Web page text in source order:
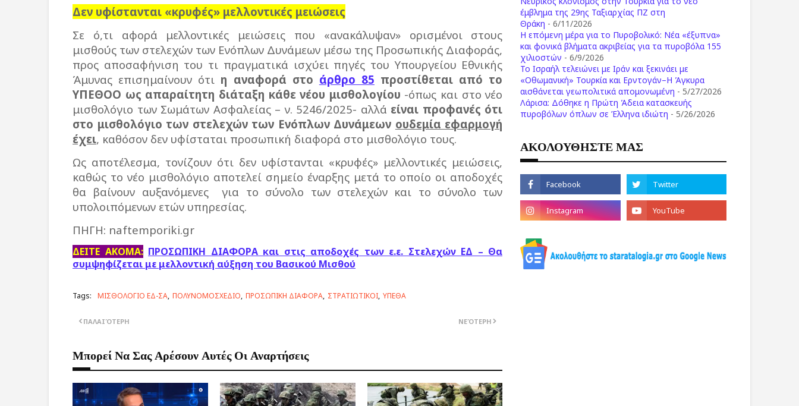
Δεν υφίστανται «κρυφές» μελλοντικές μειώσεις
Σε ό,τι αφορά μελλοντικές μειώσεις που «ανακάλυψαν» ορισμένοι στους
μισθούς των στελεχών των Ενόπλων Δυνάμεων μέσω της Προσωπικής Διαφοράς,
προς αποσαφήνιση του τι πραγματικά ισχύει πηγές του Υπουργείου Εθνικής
Άμυνας επισημαίνουν ότι η αναφορά στο άρθρο 85 προστίθεται από το
ΥΠΕΘΟΟ ως απαραίτητη διάταξη κάθε νέου μισθολογίου -όπως και στο νέο
μισθολόγιο των Σωμάτων Ασφαλείας – ν. 5246/2025- αλλά είναι προφανές ότι
στο μισθολόγιο των στελεχών των Ενόπλων Δυνάμεων ουδεμία εφαρμογή
έχει, καθόσον δεν υφίσταται προσωπική διαφορά στο μισθολόγιο τους.
Ως αποτέλεσμα, τονίζουν ότι δεν υφίστανται «κρυφές» μελλοντικές μειώσεις,
καθώς το νέο μισθολόγιο αποτελεί σημείο έναρξης μετά το οποίο οι αποδοχές
θα βαίνουν αυξανόμενες
για το σύνολο των στελεχών και το σύνολο των
υπολοιπόμενων ετών υπηρεσίας.
ΠΗΓΗ: naftemporiki.gr
ΔΕΙΤΕ ΑΚΟΜΑ: ΠΡΟΣΩΠΙΚΗ ΔΙΑΦΟΡΑ και στις αποδοχές των ε.ε. Στελεχών ΕΔ – Θα
συμψηφίζεται με μελλοντική αύξηση του Βασικού Μισθού
Tags: ΜΙΣΘΟΛΟΓΙΟ ΕΔ-ΣΑ ΠΟΛΥΝΟΜΟΣΧΕΔΙΟ ΠΡΟΣΩΠΙΚΗ ΔΙΑΦΟΡΑ ΣΤΡΑΤΙΩΤΙΚΟΙ ΥΠΕΘΑ
ΝΕΌΤΕΡΗ
ΠΑΛΑΙΌΤΕΡΗ
Μπορεί Να Σας Αρέσουν Αυτές Οι Αναρτήσεις
έμβλημα της 29ης Ταξιαρχίας ΠΖ στη
Θράκη - 6/11/2026
Η επόμενη μέρα για το Πυροβολικό: Νέα «έξυπνα»
και φονικά βλήματα ακριβείας για τα πυροβόλα 155
χιλιοστών - 6/9/2026
Το Ισραήλ τελειώνει με Ιράν και ξεκινάει με
«Οθωμανική» Τουρκία και Ερντογάν–Η Άγκυρα
αισθάνεται γεωπολιτικά απομονωμένη - 5/27/2026
Λάρισα: Δόθηκε η Πρώτη Άδεια κατασκευής
πυροβόλων όπλων σε Έλληνα ιδιώτη - 5/26/2026
ΑΚΟΛΟΥΘΗΣΤΕ ΜΑΣ